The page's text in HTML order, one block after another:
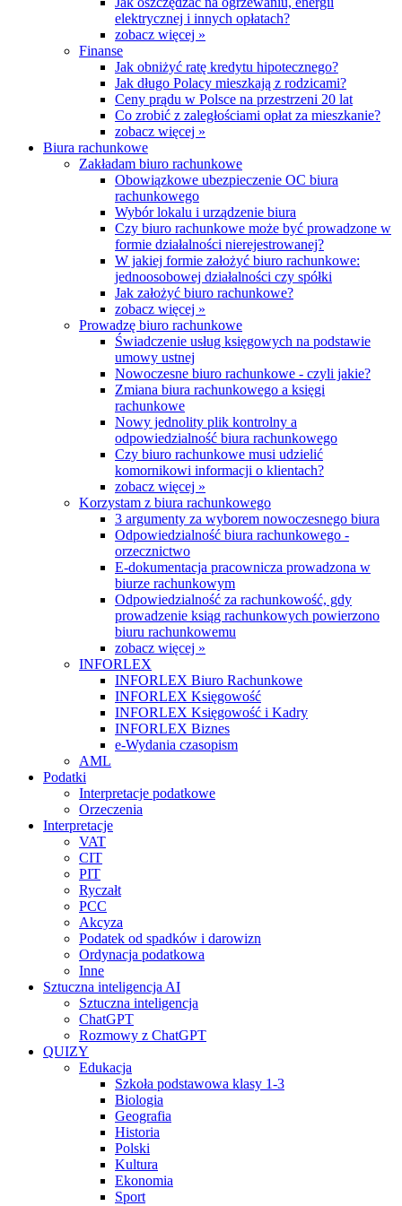
elektrycznej i innych opłatach?
zobacz więcej »
Finanse
Jak obniżyć ratę kredytu hipotecznego?
Jak długo Polacy mieszkają z rodzicami?
Ceny prądu w Polsce na przestrzeni 20 lat
Co zrobić z zaległościami opłat za mieszkanie?
zobacz więcej »
Biura rachunkowe
Zakładam biuro rachunkowe
Obowiązkowe ubezpieczenie OC biura
rachunkowego
Wybór lokalu i urządzenie biura
Czy biuro rachunkowe może być prowadzone w
formie działalności nierejestrowanej?
W jakiej formie założyć biuro rachunkowe:
jednoosobowej działalności czy spółki
Jak założyć biuro rachunkowe?
zobacz więcej »
Prowadzę biuro rachunkowe
Świadczenie usług księgowych na podstawie
umowy ustnej
Nowoczesne biuro rachunkowe - czyli jakie?
Zmiana biura rachunkowego a księgi
rachunkowe
Nowy jednolity plik kontrolny a
odpowiedzialność biura rachunkowego
Czy biuro rachunkowe musi udzielić
komornikowi informacji o klientach?
zobacz więcej »
Korzystam z biura rachunkowego
3 argumenty za wyborem nowoczesnego biura
Odpowiedzialność biura rachunkowego -
orzecznictwo
E-dokumentacja pracownicza prowadzona w
biurze rachunkowym
Odpowiedzialność za rachunkowość, gdy
prowadzenie ksiąg rachunkowych powierzono
biuru rachunkowemu
zobacz więcej »
INFORLEX
INFORLEX Biuro Rachunkowe
INFORLEX Księgowość
INFORLEX Księgowość i Kadry
INFORLEX Biznes
e-Wydania czasopism
AML
Podatki
Interpretacje podatkowe
Orzeczenia
Interpretacje
VAT
CIT
PIT
Ryczałt
PCC
Akcyza
Podatek od spadków i darowizn
Ordynacja podatkowa
Inne
Sztuczna inteligencja AI
Sztuczna inteligencja
ChatGPT
Rozmowy z ChatGPT
QUIZY
Edukacja
Szkoła podstawowa klasy 1-3
Biologia
Geografia
Historia
Polski
Kultura
Ekonomia
Sport